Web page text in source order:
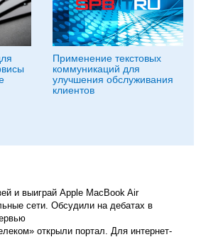
Применение текстовых
коммуникаций для
улучшения обслуживания
клиентов
и выиграй Apple MacBook Air
сети. Обсудили на дебатах в
открыли портал. Для интернет-